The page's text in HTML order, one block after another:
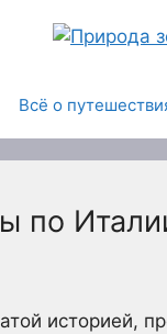
Всё о
по
историей,